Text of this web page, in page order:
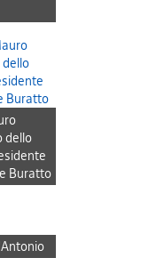
dello
Buratto